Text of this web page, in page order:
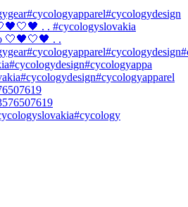
. . #cycologyslovakia